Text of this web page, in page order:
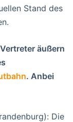
Stand des
äußern
. Anbei
Die